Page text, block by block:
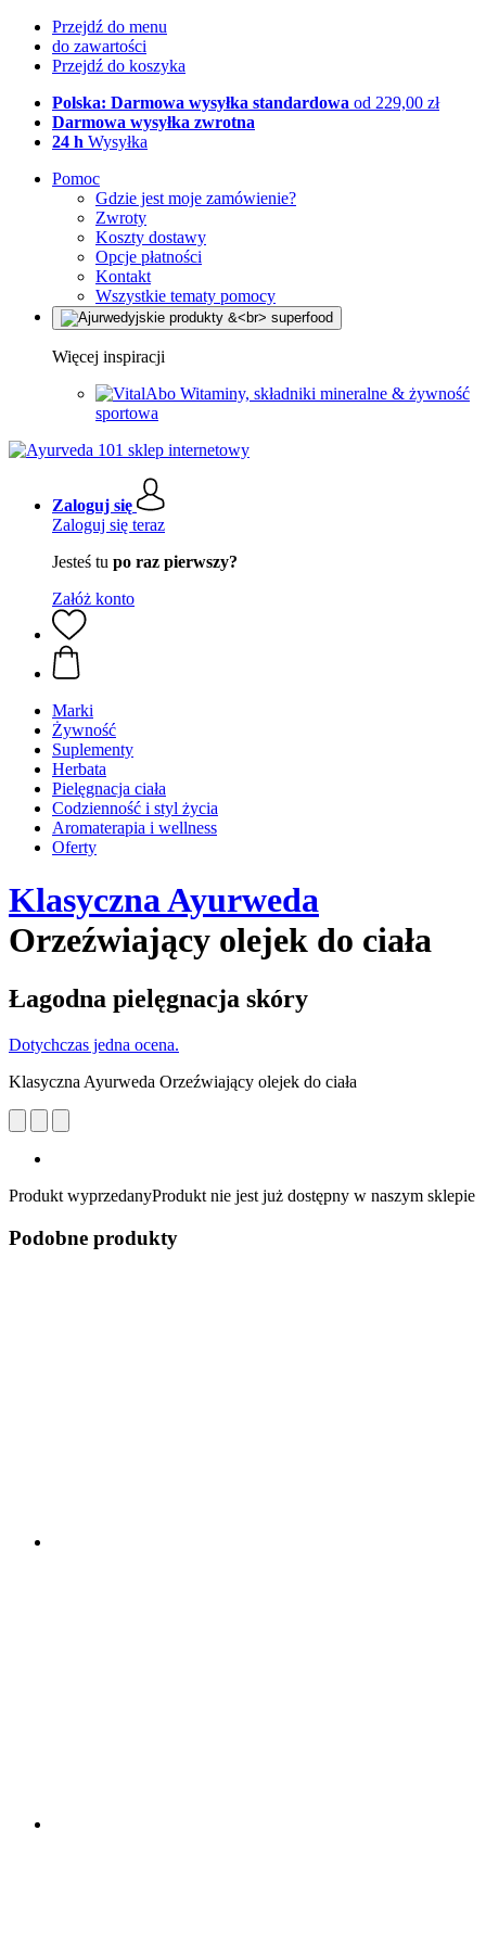
Przejdź do menu
do zawartości
Przejdź do koszyka
Polska: Darmowa wysyłka standardowa od 229,00 zł
Darmowa wysyłka zwrotna
24 h Wysyłka
Pomoc
Gdzie jest moje zamówienie?
Zwroty
Koszty dostawy
Opcje płatności
Kontakt
Wszystkie tematy pomocy
Więcej inspiracji
Witaminy, składniki mineralne & żywność
sportowa
Zaloguj się
Zaloguj się teraz
Jesteś tu po raz pierwszy?
Załóż konto
Marki
Żywność
Suplementy
Herbata
Pielęgnacja ciała
Codzienność i styl życia
Aromaterapia i wellness
Oferty
Klasyczna Ayurweda
Orzeźwiający olejek do ciała
Łagodna pielęgnacja skóry
Dotychczas jedna ocena.
Klasyczna Ayurweda Orzeźwiający olejek do ciała
Produkt wyprzedanyProdukt nie jest już dostępny w naszym sklepie
Podobne produkty